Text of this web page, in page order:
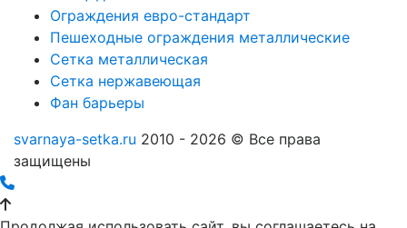
Ограждения евро-стандарт
Пешеходные ограждения металлические
Сетка металлическая
Сетка нержавеющая
Фан барьеры
svarnaya-setka.ru 2010 - 2026 © Все права
защищены